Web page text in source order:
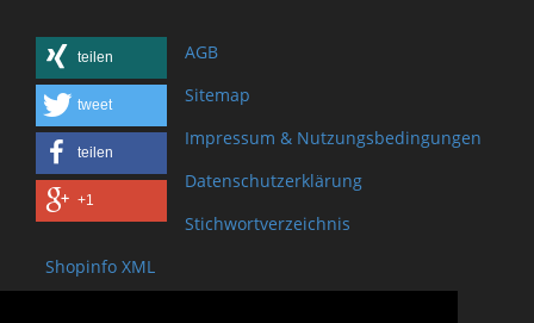
teilen
tweet
teilen
+1
AGB
Sitemap
Impressum & Nutzungsbedingungen
Datenschutzerklärung
Stichwortverzeichnis
Shopinfo XML